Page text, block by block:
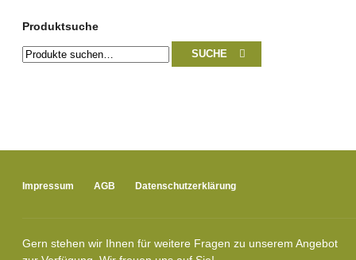
Produktsuche
Suche
nach:
SUCHE
Impressum AGB Datenschutzerklärung
Gern stehen wir Ihnen für weitere Fragen zu unserem Angebot